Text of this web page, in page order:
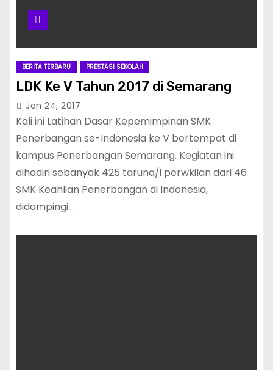
BERITA TERBARU PRESTASI SEKOLAH
LDK Ke V Tahun 2017 di Semarang
Jan 24, 2017
Kali ini Latihan Dasar Kepemimpinan SMK
Penerbangan se-Indonesia ke V bertempat di
kampus Penerbangan Semarang. Kegiatan ini
dihadiri sebanyak 425 taruna/i perwkilan dari 46
SMK Keahlian Penerbangan di Indonesia,
didampingi…